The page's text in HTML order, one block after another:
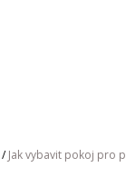
/ Jak vybavit pokoj pro